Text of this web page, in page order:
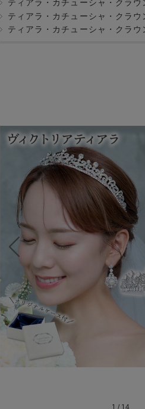
ティアラ・カチューシャ・クラウ
ティアラ・カチューシャ・クラウ
ティアラ・カチューシャ・クラウ
1 / 14